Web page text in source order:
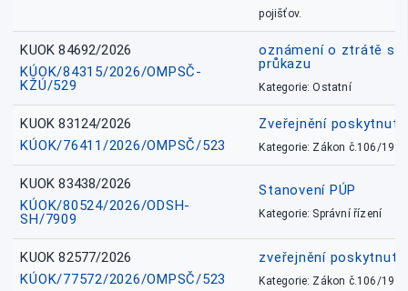
pojišťov.
KUOK 84692/2026
KÚOK/84315/2026/OMPSČ-
KŽÚ/529
oznámení o ztrátě
průkazu
Kategorie: Ostatní
KUOK 83124/2026
KÚOK/76411/2026/OMPSČ/523
Zveřejnění
Kategorie: Zákon č.106/1999
KUOK 83438/2026
KÚOK/80524/2026/ODSH-
SH/7909
Stanovení PÚP
Kategorie: Správní řízení
KUOK 82577/2026
KÚOK/77572/2026/OMPSČ/523
zveřejnění
Kategorie: Zákon č.106/1999